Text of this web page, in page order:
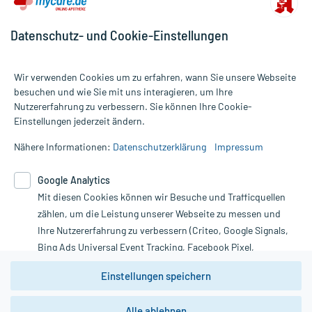
Alle Preise gelten inkl. MwSt., ggf. zzgl. Versandkosten
Informationen auf dieser Website werden ausschließlich für
die Untersuchung und Behandlung durch einen Arzt. Bitte
Therapien eingeleitet werden können. | Diese Webseite benutzt
Google Analytics. Lesen Sie bitte dazu die wichtigen Hinweise in
unserer Datenschutzerklärung. Für den Widerruf einer Bestellung
nutzen Sie das Formular:
Vertrag widerrufen
Datenschutz- und Cookie-Einstellungen
Wir verwenden Cookies um zu erfahren, wann Sie unsere Webseite
besuchen und wie Sie mit uns interagieren, um Ihre
Nutzererfahrung zu verbessern. Sie können Ihre Cookie-
Einstellungen jederzeit ändern.
Nähere Informationen: Datenschutzerklärung Impressum
Google Analytics
Mit diesen Cookies können wir Besuche und Trafficquellen
zählen, um die Leistung unserer Webseite zu messen und
Ihre Nutzererfahrung zu verbessern (Criteo, Google Signals,
Bing Ads Universal Event Tracking, Facebook Pixel,
Youtube-Social Plugin).
Wir weisen darauf hin, dass die
Einstellungen speichern